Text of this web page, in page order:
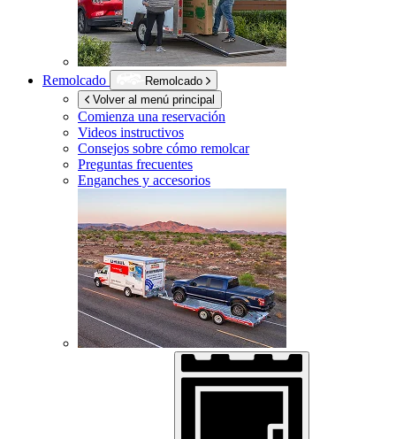
Remolcado
Remolcado
Volver al menú principal
Comienza una reservación
Videos instructivos
Consejos sobre cómo remolcar
Preguntas frecuentes
Enganches y accesorios